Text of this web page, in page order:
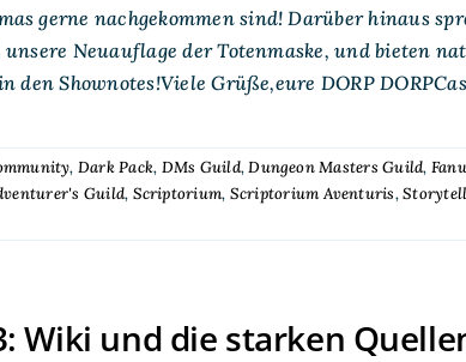
gerne nachgekommen sind! Darüber hinaus
unsere Neuauflage der Totenmaske, und bieten
Shownotes!Viele Grüße,eure DORP
, Dark Pack, DMs Guild,Dungeon Masters Guild,
Guild, Scriptorium, Scriptorium Aventuris,
Wiki und die starken